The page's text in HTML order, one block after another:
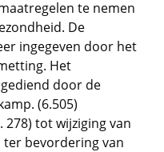
te nemen
De
ingegeven door het
Het
door de
(6.505)
278) tot wijziging van
bevordering van